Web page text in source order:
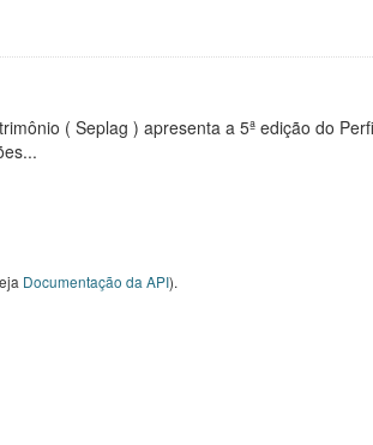
( Seplag ) apresenta a 5ª edição do
Documentação da API).